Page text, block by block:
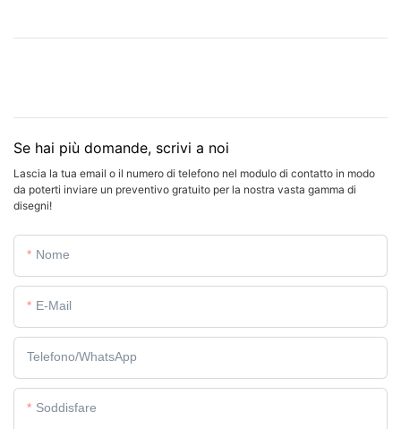
Se hai più domande, scrivi a noi
Lascia la tua email o il numero di telefono nel modulo di contatto in modo
da poterti inviare un preventivo gratuito per la nostra vasta gamma di
disegni!
Nome
E-Mail
Telefono/WhatsApp
Soddisfare